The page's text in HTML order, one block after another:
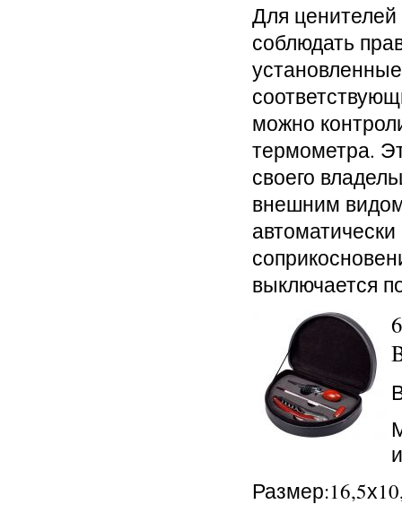
Для ценителей
соблюдать
можно
термометра.
своего
внешним
выключается